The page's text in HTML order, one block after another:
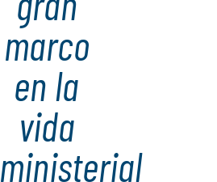
marco
en la
vida
ministerial